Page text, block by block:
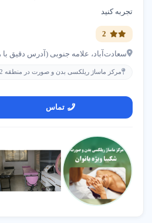
تجربه کنید
سعادت‌آباد، علامه جنوبی (آدرس دقیق
مرکز ماساژ ریلکسی بدن و صورت در منطقه 2
تماس